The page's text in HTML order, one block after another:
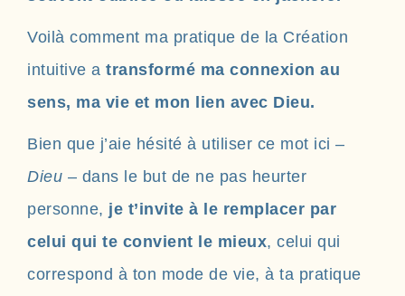
Voilà comment ma pratique de la Création
intuitive a transformé ma connexion au
sens, ma vie et mon lien avec Dieu.
Bien que j’aie hésité à utiliser ce mot ici –
Dieu – dans le but de ne pas heurter
personne, je t’invite à le remplacer par
celui qui te convient le mieux, celui qui
correspond à ton mode de vie, à ta pratique